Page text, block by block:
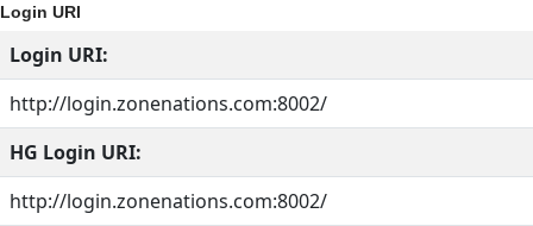
Login URI
Login URI:
http://login.zonenations.com:8002/
HG Login URI:
http://login.zonenations.com:8002/